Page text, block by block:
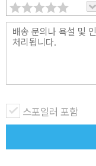
스포일러 포함